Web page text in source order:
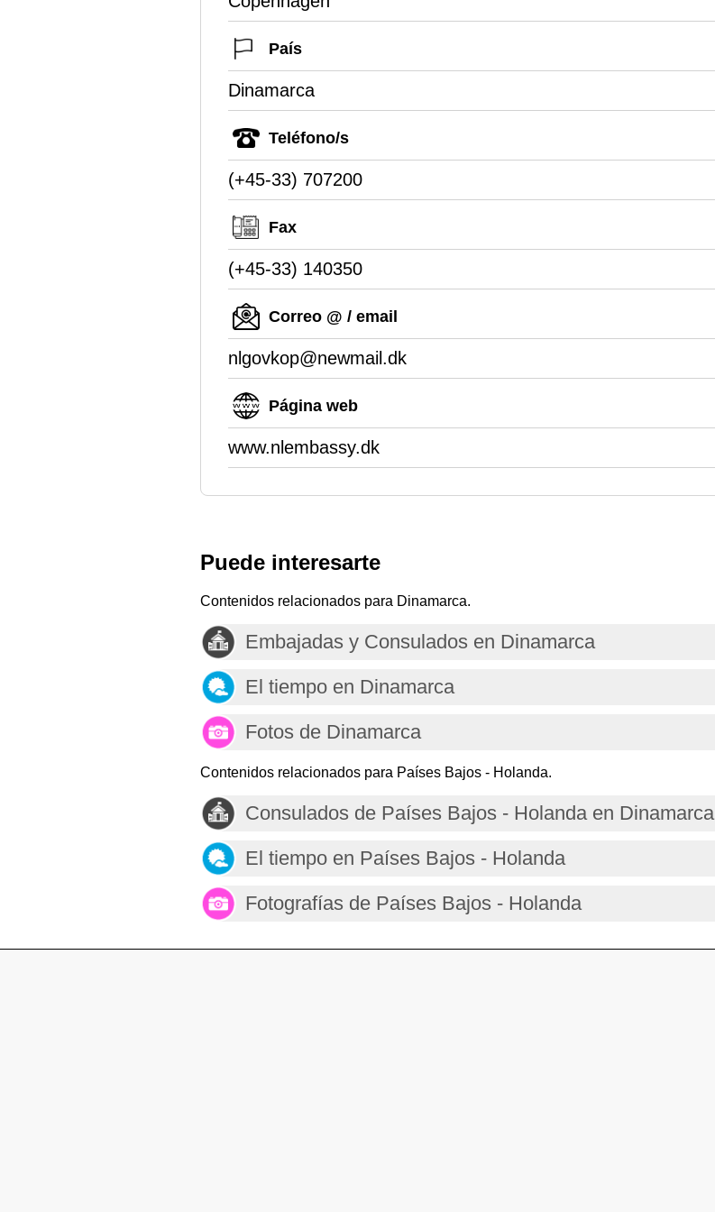
País
Dinamarca
Teléfono/s
(+45-33) 707200
Fax
(+45-33) 140350
Correo @ / email
nlgovkop@newmail.dk
Página web
www.nlembassy.dk
Puede interesarte
Contenidos relacionados para Dinamarca.
Embajadas y Consulados en Dinamarca
El tiempo en Dinamarca
Fotos de Dinamarca
Contenidos relacionados para Países Bajos - Holanda.
Consulados de Países Bajos - Holanda en Dinamarca
El tiempo en Países Bajos - Holanda
Fotografías de Países Bajos - Holanda